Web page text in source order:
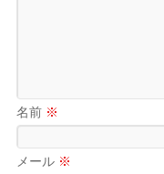
名前 ※
メール ※